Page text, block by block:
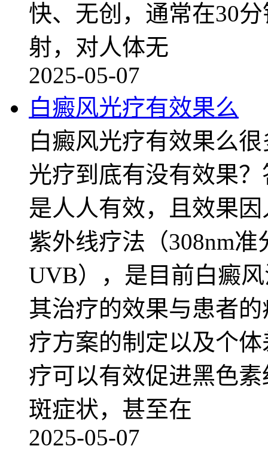
快、无创，通常在30
射，对人体无
2025-05-07
白癜风光疗有效果么
白癜风光疗有效果么
光疗到底有没有效果
是人人有效，且效果
紫外线疗法（308nm
UVB），是目前白癜
其治疗的效果与患者
疗方案的制定以及个
疗可以有效促进黑色
斑症状，甚至在
2025-05-07